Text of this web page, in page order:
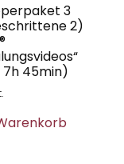
3
2)
7h 45min)